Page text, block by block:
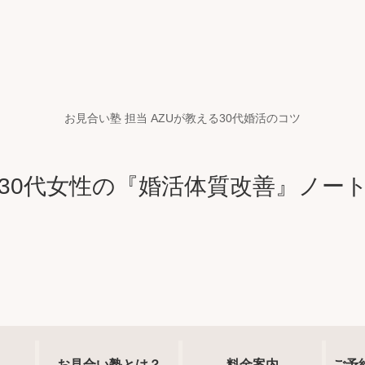
お見合い塾 担当 AZUが教える30代婚活のコツ
代女性の『婚活体質改善』ノート